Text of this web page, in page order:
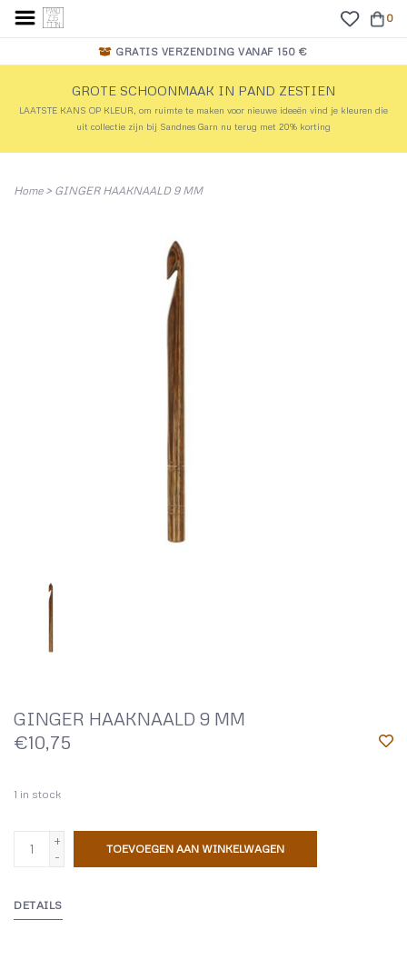
0
GRATIS VERZENDING VANAF 150 €
GROTE SCHOONMAAK IN PAND ZESTIEN
LAATSTE KANS OP KLEUR, om ruimte te maken voor nieuwe ideeën vind je kleuren die
uit collectie zijn bij Sandnes Garn nu terug met 20% korting
Home> GINGER HAAKNAALD 9 MM
GINGER HAAKNAALD 9 MM
€10,75
1 in stock
+
-
TOEVOEGEN AAN WINKELWAGEN
DETAILS